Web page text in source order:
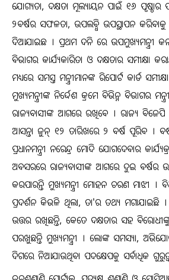
ଯୋଗ୍ୟତା, ଦକ୍ଷତା ମୂଲ୍ୟାୟନ ପାଇଁ ୧୬ ପୃଷ୍ଠାର
୨ବର୍ଷର ସଫଳତା, ଉପଲବ୍ଧି ଉପସ୍ଥାପନ କରିବାକୁ
ଦିଆଯାଇଛ । ପ୍ରଥମ ଦନି ରେ ଉପମୁଖ୍ୟମନ୍ତ୍ରୀ
ବିଭାଗର କାର୍ଯ୍ୟକାରିତା ଓ ଦକ୍ଷତାର ସମୀକ୍ଷା
ମଧ୍ୟରେ ସମସ୍ତ ମନ୍ତ୍ରୀମାନଙ୍କ ରିପୋର୍ଟ କାର୍ଡ
ମୁଖ୍ୟମନ୍ତ୍ରୀଙ୍କ ନିର୍ଦ୍ଦେଶ କ୍ରମେ ବିଭିନ୍ନ ବିଭାଗର
ରାଜ୍ୟବାସୀଙ୍କ ଆଗରେ ରଖିବେ । ରାଜ୍ୟ ବିଜେପି
ଆସନ୍ତା ଜୁନ୍‌ ୧୨ ତାରିଖରେ ୨ ବର୍ଷ ପୂରିବ ।
ପ୍ରଧାନମନ୍ତ୍ରୀ ନରେନ୍ଦ୍ର ମୋଦି ଯୋଗଦେବାର
ଅବସରରେ ରାଜ୍ୟବାସୀଙ୍କ ଆଗରେ ଦୁଇ ବର୍ଷର
କରପାରନ୍ତି ମୁଖ୍ୟମନ୍ତ୍ରୀ ମୋହନ ଚରଣ ମାଝୀ ।
ପ୍ରଦର୍ଶନ କିଭଳି ଥିଲା, ତା'ର ତଥ୍ୟ ମଗାଯାଇଛି ।
ଉତ୍ତର ରଖିଛନ୍ତି, କେତେ ଦକ୍ଷତାର ସହ
ପରଖୁଛନ୍ତି ମୁଖ୍ୟମନ୍ତ୍ରୀ । ଲୋଙ୍କ ସମସ୍ୟା,
ଦିଗରେ ନିଆଯାଉଥିବା ପଦକ୍ଷେପକୁ ସର୍ବାଧିକ